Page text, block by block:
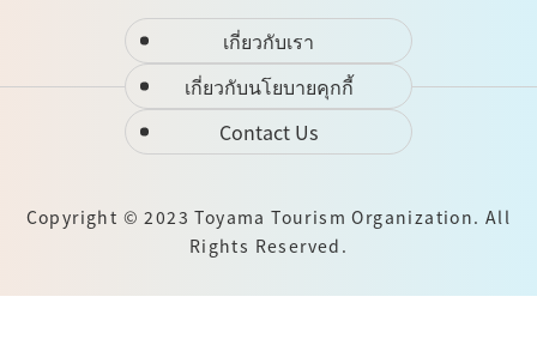
เกี่ยวกับเรา
เกี่ยวกับนโยบายคุกกี้
Contact Us
Copyright © 2023 Toyama Tourism Organization. All
Rights Reserved.